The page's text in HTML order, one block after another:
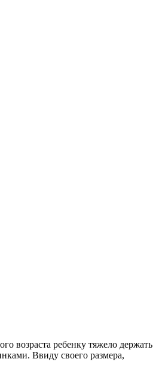
возраста ребенку тяжело держать
Ввиду своего размера,